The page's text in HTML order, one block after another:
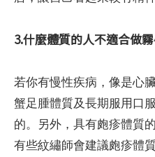
3.什麼體質的人不適合做
若你有慢性疾病，像是心
蟹足腫體質及長期服用口
的。另外，具有皰疹體質
有些紋繡師會建議皰疹體